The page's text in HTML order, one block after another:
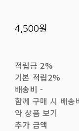
4,500원
적립금 2%
기본 적립2%
배송비-
함께 구매 시 배송
약 상품 보기
추가 금액